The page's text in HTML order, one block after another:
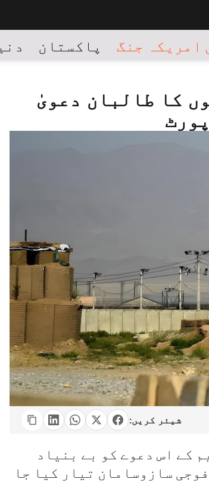
امریکہ جنگ پاکستان
کا طالبان دعویٰ
شیئر کریں:
کے اس دعوے کو بے بنیاد
سازوسامان تیار کیا جا